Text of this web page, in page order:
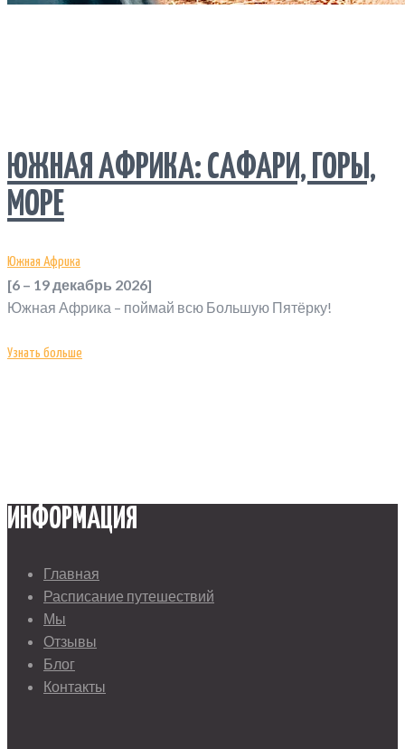
ЮЖНАЯ АФРИКА: САФАРИ, ГОРЫ,
МОРЕ
Южная Африка
[6 – 19 декабрь 2026]
Южная Африка – поймай всю Большую Пятёрку!
Узнать больше
ИНФОРМАЦИЯ
Главная
Расписание путешествий
Мы
Отзывы
Блог
Контакты